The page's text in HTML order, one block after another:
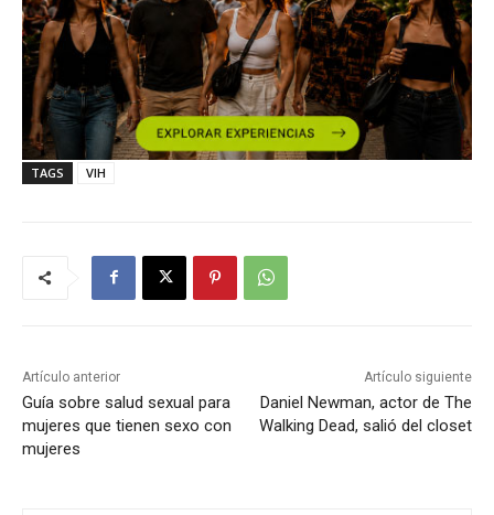
TAGS VIH
Artículo anterior
Guía sobre salud sexual para
mujeres que tienen sexo con
mujeres
Artículo siguiente
Daniel Newman, actor de The
Walking Dead, salió del closet